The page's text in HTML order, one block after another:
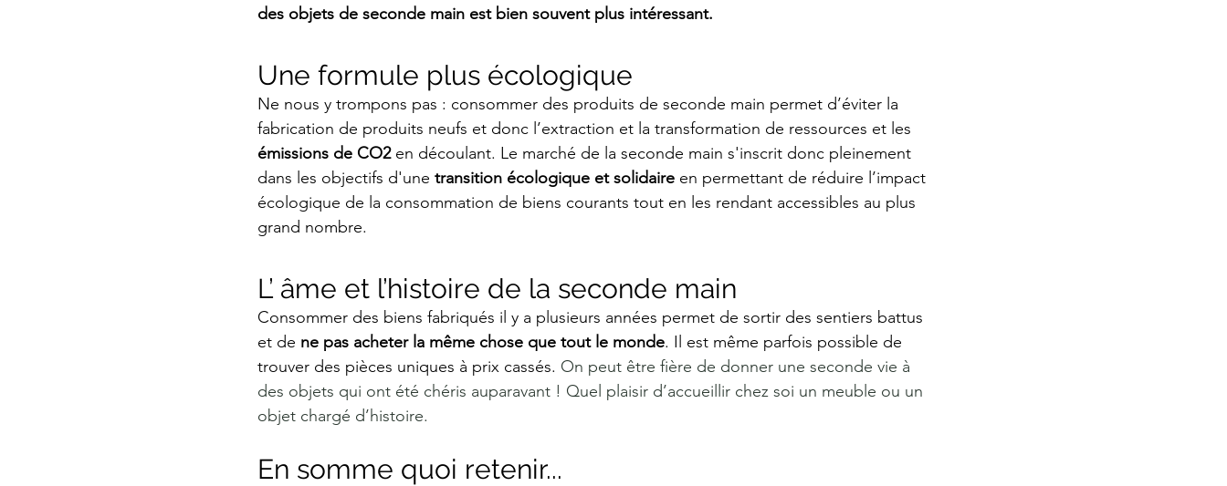
des objets de seconde main est bien souvent plus intéressant.
Une formule plus écologique
Ne nous y trompons pas : consommer des produits de seconde main permet d’éviter la
fabrication de produits neufs et donc l’extraction et la transformation de ressources et les
émissions de CO2 en découlant. Le marché de la seconde main s'inscrit donc pleinement
dans les objectifs d'une transition écologique et solidaire en permettant de réduire l’impact
écologique de la consommation de biens courants tout en les rendant accessibles au plus
grand nombre.
L’ âme et l’histoire de la seconde main
Consommer des biens fabriqués il y a plusieurs années permet de sortir des sentiers battus
et de ne pas acheter la même chose que tout le monde. Il est même parfois possible de
trouver des pièces uniques à prix cassés. On peut être fière de donner une seconde vie à
des objets qui ont été chéris auparavant ! Quel plaisir d’accueillir chez soi un meuble ou un
objet chargé d’histoire.
En somme quoi retenir...